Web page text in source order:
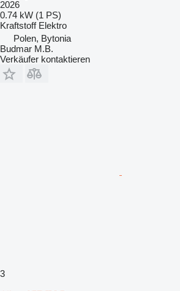
2026
0.74 kW (1 PS)
Kraftstoff Elektro
Polen, Bytonia
Budmar M.B.
Verkäufer kontaktieren
3